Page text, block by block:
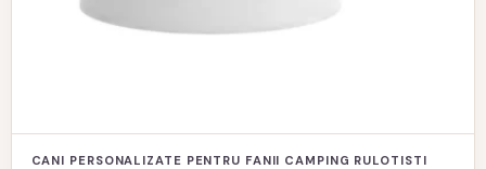
CANI PERSONALIZATE PENTRU FANII CAMPING RULOTISTI